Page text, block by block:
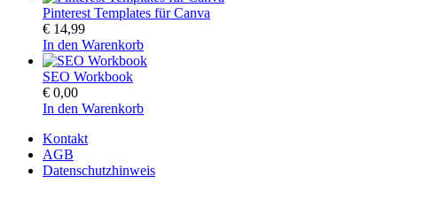
Pinterest Templates für Canva
€ 14,99
In den Warenkorb
SEO Workbook
€ 0,00
In den Warenkorb
Kontakt
AGB
Datenschutzhinweis